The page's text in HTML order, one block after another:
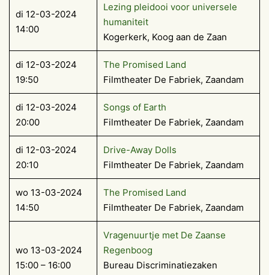
di 12-03-2024
14:00
Lezing pleidooi voor universele
humaniteit
Kogerkerk, Koog aan de Zaan
di 12-03-2024
19:50
The Promised Land
Filmtheater De Fabriek, Zaandam
di 12-03-2024
20:00
Songs of Earth
Filmtheater De Fabriek, Zaandam
di 12-03-2024
20:10
Drive-Away Dolls
Filmtheater De Fabriek, Zaandam
wo 13-03-2024
14:50
The Promised Land
Filmtheater De Fabriek, Zaandam
wo 13-03-2024
15:00 – 16:00
Vragenuurtje met De Zaanse
Regenboog
Bureau Discriminatiezaken